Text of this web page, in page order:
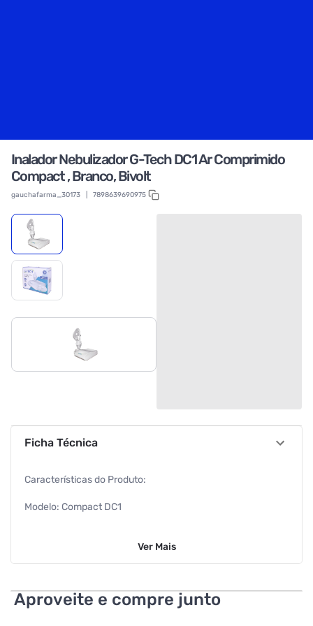
Inalador Nebulizador G-Tech DC1 Ar Comprimido
Compact , Branco, Bivolt
gauchafarma_30173 7898639690975
Ficha Técnica
Características do Produto:
Modelo: Compact DC1
Altura: 13,8 cm
Ver Mais
Aproveite e compre junto